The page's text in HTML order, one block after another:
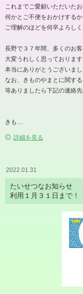
これまでご愛顧いただいた
何かとご不便をおかけするか
ご理解のほどを何卒よろしく
長野で３７年間、多くのお
大変うれしく思っております
本当にありがとうございまし
なお、きものやまとに関す
等ありましたら下記の連絡
きも…
詳細を見る
2022.01.31
たいせつなお知らせ
利用１月３１日まで！